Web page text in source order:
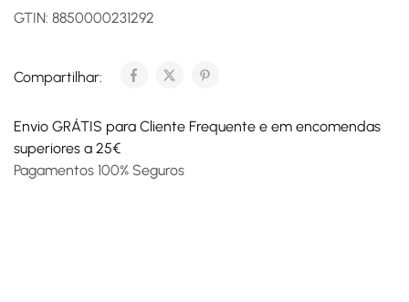
GTIN: 8850000231292
Compartilhar:
Envio GRÁTIS para Cliente Frequente e em encomendas
superiores a 25€
Pagamentos 100% Seguros